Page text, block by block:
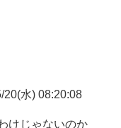
20(水) 08:20:08
けじゃないのか